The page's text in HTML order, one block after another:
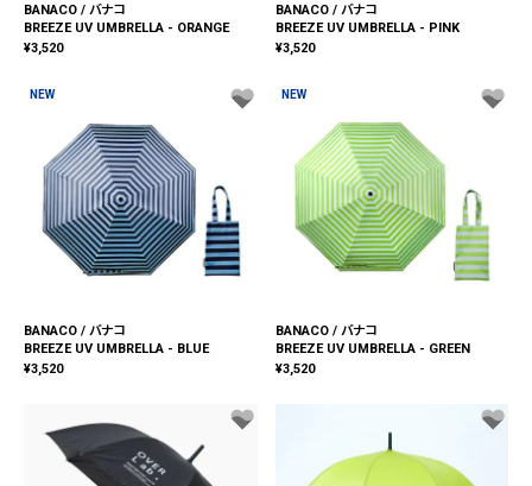
BANACO / バナコ
BREEZE UV UMBRELLA - ORANGE
¥3,520
BANACO / バナコ
BREEZE UV UMBRELLA - PINK
¥3,520
NEW
BANACO / バナコ
BREEZE UV UMBRELLA - BLUE
¥3,520
NEW
BANACO / バナコ
BREEZE UV UMBRELLA - GREEN
¥3,520